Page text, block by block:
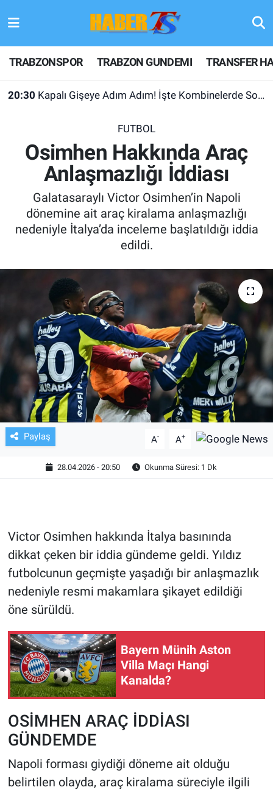
TRABZONSPOR TRABZON GUNDEMI TRANSFER
20:30 Kapalı Gişeye Adım Adım! İşte Kombinelerde Son Durum
FUTBOL
Osimhen Hakkında Araç
Anlaşmazlığı İddiası
Galatasaraylı Victor Osimhen’in Napoli
dönemine ait araç kiralama anlaşmazlığı
nedeniyle İtalya’da inceleme başlatıldığı iddia
edildi.
Paylaş A- A+
28.04.2026 - 20:50 Okunma Süresi: 1 Dk
Victor Osimhen hakkında İtalya basınında
dikkat çeken bir iddia gündeme geldi. Yıldız
futbolcunun geçmişte yaşadığı bir anlaşmazlık
nedeniyle resmi makamlara şikayet edildiği
öne sürüldü.
Bayern Münih Aston
Villa Maçı Hangi
Kanalda?
OSİMHEN ARAÇ İDDİASI
GÜNDEMDE
Napoli forması giydiği döneme ait olduğu
belirtilen olayda, araç kiralama süreciyle ilgili
TRABZONSPOR
TRABZON GUNDEMI
KULİS MEYDANI
1461 TRABZON
FUTBOL
TV VE SİNEMA
BASKETBOL
SAĞLIK
GENEL
KÜLTÜR SANAT
EKONOMİ
ÇEVRE
HABERDE İNSAN
POLİTİKA
SPOR
MAGAZİN
Bilim, Teknoloji
Hava Durumu
Trafik Durumu
Son Dakika Haberleri
Haber Arşivi